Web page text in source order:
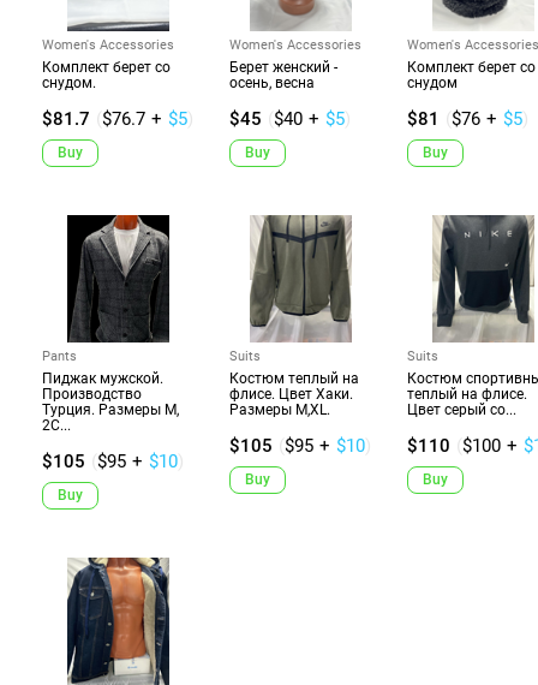
Women's Accessories
Комплект берет со
снудом.
$81.7 ($76.7 + $5)
Buy
Women's Accessories
Берет женский -
осень, весна
$45 ($40 + $5)
Buy
Women's Accessories
Комплект берет со
снудом
$81 ($76 + $5)
Buy
Pants
Пиджак мужской.
Производство
Турция. Размеры M,
2C...
$105 ($95 + $10)
Buy
Suits
Костюм теплый на
флисе. Цвет Хаки.
Размеры M,XL.
$105 ($95 + $10)
Buy
Suits
Костюм
теплый на флисе.
Цвет серый со...
$110 ($100 +
Buy